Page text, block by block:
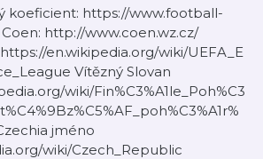
koeficient: https://www.football-
http://www.coen.wz.cz/
en.wikipedia.org/wiki/UEFA_E
Vítězný Slovan
wiki/Fin%C3%A1le_Poh%C3
jméno
wiki/Czech_Republic